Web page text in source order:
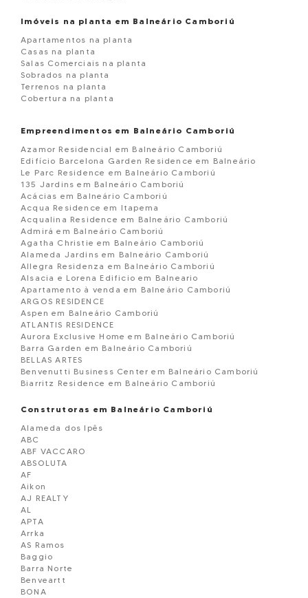
Imóveis na planta em Balneário Camboriú
Apartamentos na planta
Casas na planta
Salas Comerciais na planta
Sobrados na planta
Terrenos na planta
Cobertura na planta
Empreendimentos em Balneário Camboriú
Azamor Residencial em Balneário Camboriú
Edifício Barcelona Garden Residence em Balneário
Le Parc Residence em Balneário Camboriú
135 Jardins em Balneário Camboriú
Acácias em Balneário Camboriú
Acqua Residence em Itapema
Acqualina Residence em Balneário Camboriú
Admirá em Balneário Camboriú
Agatha Christie em Balneário Camboriú
Alameda Jardins em Balneário Camboriú
Allegra Residenza em Balneário Camboriú
Alsacia e Lorena Edificio em Balneario
Apartamento à venda em Balneário Camboriú
ARGOS RESIDENCE
Aspen em Balneário Camboriú
ATLANTIS RESIDENCE
Aurora Exclusive Home em Balneário Camboriú
Barra Garden em Balneário Camboriú
BELLAS ARTES
Benvenutti Business Center em Balneário Camboriú
Biarritz Residence em Balneário Camboriú
Blue Ocean Residence em Balneário Camborií
BOSQUE BELCANTO
BOURBON DE FRANCE
BRAVA GOLD
Brisas do Mar Edificio
CADORE
CALLA D VOLPI RESIDENCE EM BALNEARIO CAMBORIU
Camboriú Business Center em Balneário Cam
Camellia Sinensis em Balneário Camboriú
Cartagena Residence em Balneário Camboriú
Cartier Residence em Balneário Camboriú
Casa geminada á venda Balneário Camboriú
Celebration Residence em Balneário Camboriú
Charmant Residence em Balneário Camboriú
Chãteau Montmartre em Balneário Camboriú
Cidade Jardim em Balneário Camboriú
Construtoras em Balneário Camboriú
Alameda dos Ipês
ABC
ABF VACCARO
ABSOLUTA
AF
Aikon
AJ REALTY
AL
APTA
Arrka
AS Ramos
Baggio
Barra Norte
Benveartt
BONA